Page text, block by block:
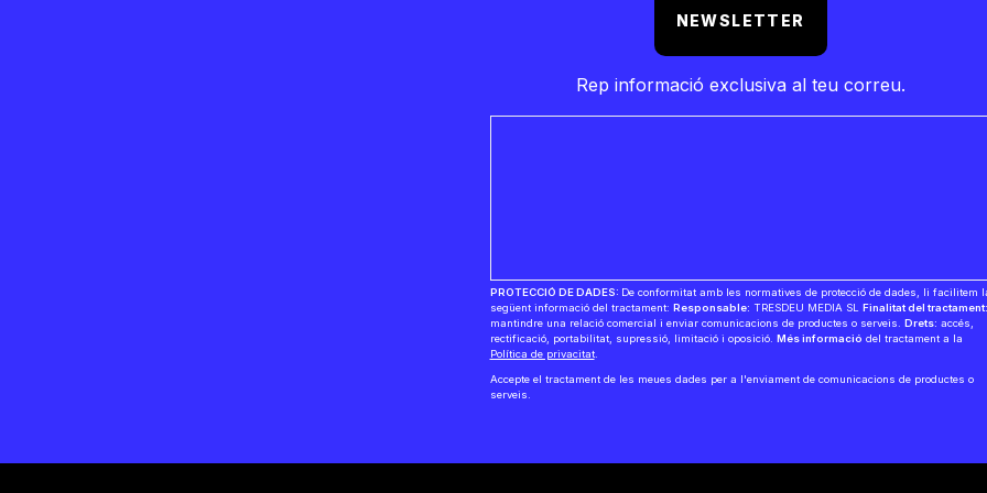
NEWSLETTER
Rep informació exclusiva al teu correu.
PROTECCIÓ DE DADES: De conformitat amb les normatives de protecció de dades, li facilitem
següent informació del tractament: Responsable: TRESDEU MEDIA SL Finalitat del tractament:
mantindre una relació comercial i enviar comunicacions de productes o serveis. Drets: accés,
rectificació, portabilitat, supressió, limitació i oposició. Més informació del tractament a la
Política de privacitat.
Accepte el tractament de les meues dades per a l'enviament de comunicacions de productes o
serveis.